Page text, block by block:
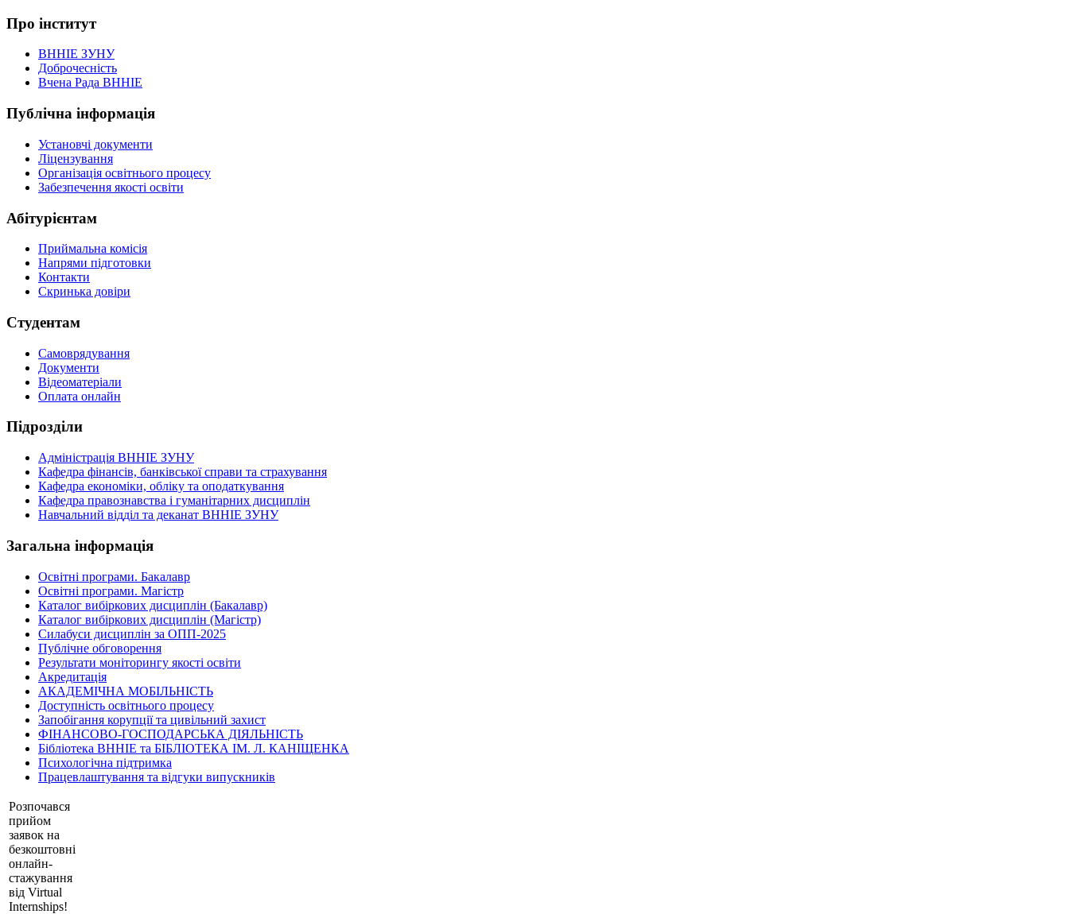
Про інститут
ВННІЕ ЗУНУ
Доброчесність
Вчена Рада ВННІЕ
Публічна інформація
Установчі документи
Ліцензування
Організація освітнього процесу
Забезпечення якості освіти
Абітурієнтам
Приймальна комісія
Напрями підготовки
Контакти
Скринька довіри
Студентам
Самоврядування
Документи
Відеоматеріали
Оплата онлайн
Підрозділи
Адміністрація ВННІЕ ЗУНУ
Кафедра фінансів, банківської справи та страхування
Кафедра економіки, обліку та оподаткування
Кафедра правознавства і гуманітарних дисциплін
Навчальний відділ та деканат ВННІЕ ЗУНУ
Загальна інформація
Освітні програми. Бакалавр
Освітні програми. Магістр
Каталог вибіркових дисциплін (Бакалавр)
Каталог вибіркових дисциплін (Магістр)
Силабуси дисциплін за ОПП-2025
Публічне обговорення
Результати моніторингу якості освіти
Акредитація
АКАДЕМІЧНА МОБІЛЬНІСТЬ
Доступність освітнього процесу
Запобігання корупції та цивільний захист
ФІНАНСОВО-ГОСПОДАРСЬКА ДІЯЛЬНІСТЬ
Бібліотека ВННІЕ та БІБЛІОТЕКА ІМ. Л. КАНІЩЕНКА
Психологічна підтримка
Працевлаштування та відгуки випускників
Розпочався
прийом
заявок на
безкоштовні
онлайн-
стажування
від Virtual
Internships!